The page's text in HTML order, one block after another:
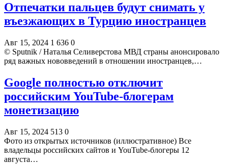
Отпечатки пальцев будут снимать у
въезжающих в Турцию иностранцев
Авг 15, 2024 1 636 0
© Sputnik / Наталья Селиверстова МВД страны анонсировало
ряд важных нововведений в отношении иностранцев,…
Google полностью отключит
российским YouTube-блогерам
монетизацию
Авг 15, 2024 513 0
Фото из открытых источников (иллюстративное) Все
владельцы российских сайтов и YouTube-блогеры 12
августа…